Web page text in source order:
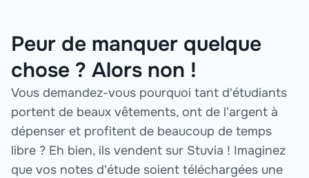
Peur de manquer quelque
chose ? Alors non !
Vous demandez-vous pourquoi tant d'étudiants
portent de beaux vêtements, ont de l'argent à
dépenser et profitent de beaucoup de temps
libre ? Eh bien, ils vendent sur Stuvia ! Imaginez
que vos notes d'étude soient téléchargées une